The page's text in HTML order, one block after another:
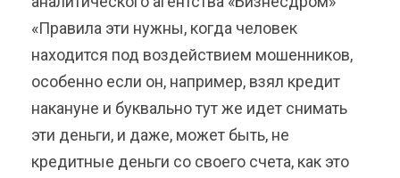
«Правила эти нужны, когда человек
находится под воздействием мошенников,
особенно если он, например, взял кредит
накануне и буквально тут же идет снимать
эти деньги, и даже, может быть, не
кредитные деньги со своего счета, как это